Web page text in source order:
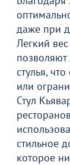
даже при
Легкий
стулья,
или
Стул
стильное
которое